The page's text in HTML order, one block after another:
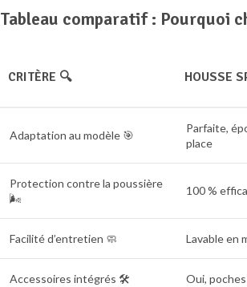
Tableau comparatif : Pourquoi
CRITÈRE 🔍 HOUSSE
Adaptation au modèle 🎯
Parfaite,
place
Protection contre la poussière
🌬️
100 %
Facilité d’entretien 🧼 Lavable en
Accessoires intégrés 🛠️ Oui,